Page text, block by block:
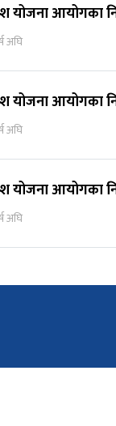
योजना आयोगका
अघि
योजना आयोगका
अघि
योजना आयोगका
अघि
लुम्बिनी प्रदेश